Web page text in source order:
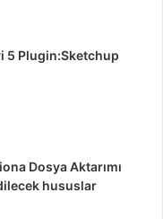
5 Plugin:Sketchup
Dosya Aktarımı
hususlar